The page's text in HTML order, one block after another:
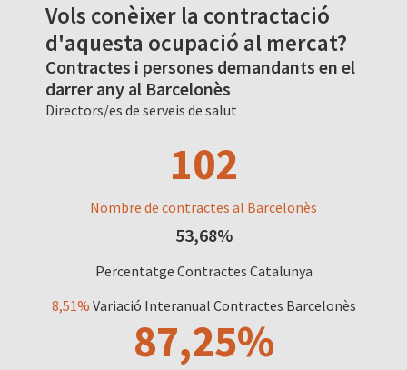
Vols conèixer la contractació
d'aquesta ocupació al mercat?
Contractes i persones demandants en el
darrer any al Barcelonès
Directors/es de serveis de salut
102
Nombre de contractes al Barcelonès
53,68%
Percentatge Contractes Catalunya
8,51% Variació Interanual Contractes Barcelonès
87,25%